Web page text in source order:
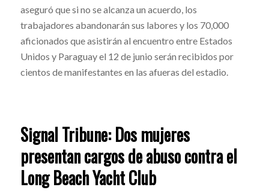
aseguró que si no se alcanza un acuerdo, los
trabajadores abandonarán sus labores y los 70,000
aficionados que asistirán al encuentro entre Estados
Unidos y Paraguay el 12 de junio serán recibidos por
cientos de manifestantes en las afueras del estadio.
Signal Tribune: Dos mujeres
presentan cargos de abuso contra el
Long Beach Yacht Club